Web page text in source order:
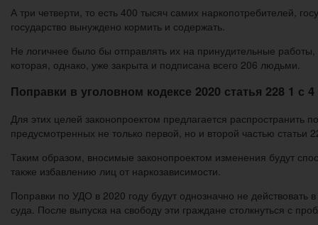
А три четверти, то есть 400 тысяч самих наркопотребителей,
государство вынуждено кормить и содержать.
Не логичнее было бы отправлять их на принудительные
которая, однако, уже закрыта и подписана всего 206 людьми.
Поправки в уголовном кодексе 2020 статья 228 1 с 4
Для этих целей законопроектом предлагается
предусмотренных не только первой, но и второй частью статьи
Таким образом, вносимые законопроектом изменения будут
также избавлению лиц от наркозависимости.
Поправки по УДО в 2020 году будут однозначно не
суда. После выпуска на свободу эти граждане столкнуться с